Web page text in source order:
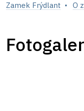
Zamek Frýdlant O